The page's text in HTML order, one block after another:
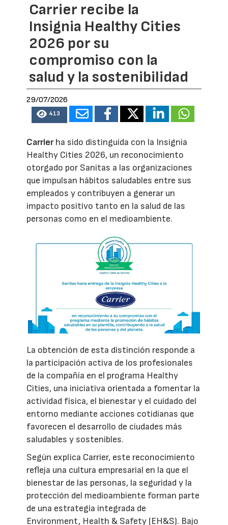
Carrier recibe la
Insignia Healthy Cities
2026 por su
compromiso con la
salud y la sostenibilidad
29/07/2026
413
Carrierha sido distinguida con la Insignia
Healthy Cities 2026, un reconocimiento
otorgado por Sanitas a las organizaciones
que impulsan hábitos saludables entre sus
empleados y contribuyen a generar un
impacto positivo tanto en la salud de las
personas como en el medioambiente.
La obtención de esta distinción responde a
la participación activa de los profesionales
de la compañía en el programa Healthy
Cities, una iniciativa orientada a fomentar la
actividad física, el bienestar y el cuidado del
entorno mediante acciones cotidianas que
favorecen el desarrollo de ciudades más
saludables y sostenibles.
Según explica Carrier, este reconocimiento
refleja una cultura empresarial en la que el
bienestar de las personas, la seguridad y la
protección del medioambiente forman parte
de una estrategia integrada de
Environment, Health & Safety (EH&S). Bajo